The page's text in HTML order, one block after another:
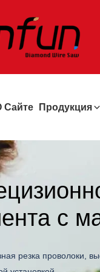
Сайте Продукция
с
резка проволоки